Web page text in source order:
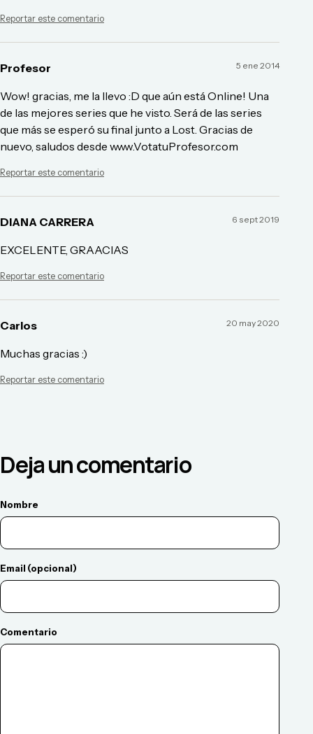
Reportar este comentario
Profesor 5 ene 2014
Wow! gracias, me la llevo :D que aún está Online! Una
de las mejores series que he visto. Será de las series
que más se esperó su final junto a Lost. Gracias de
nuevo, saludos desde www.VotatuProfesor.com
Reportar este comentario
DIANA CARRERA 6 sept 2019
EXCELENTE, GRAACIAS
Reportar este comentario
Carlos 20 may 2020
Muchas gracias :)
Reportar este comentario
Deja un comentario
Nombre
Email (opcional)
Comentario